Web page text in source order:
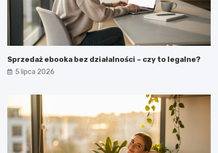
Sprzedaż ebooka bez działalności – czy to legalne?
5 lipca 2026